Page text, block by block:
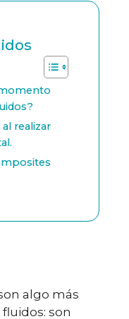
realizar
algo más
son